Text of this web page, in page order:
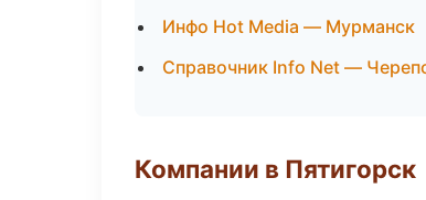
Инфо Hot Media — Мурманск
Справочник Info Net —
Компании в Пятигорск